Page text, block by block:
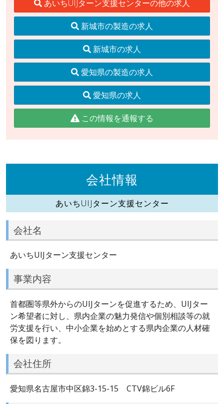
あいちUIJターン支援センターの他の求人
新城市の製造の求人
新城市の求人
愛知県の製造の求人
愛知県の求人
この情報を通報する
会社情報
あいちUIJターン支援センター
会社名
あいちUIJターン支援センター
事業内容
首都圏等県外からのUIJターンを促進するため、UIJター
ン希望者に対し、県内企業の魅力発信や個別相談等の就
労支援を行い、中小企業を始めとする県内企業の人材確
保を図ります。
会社住所
愛知県名古屋市中区錦3-15-15 CTV錦ビル6F